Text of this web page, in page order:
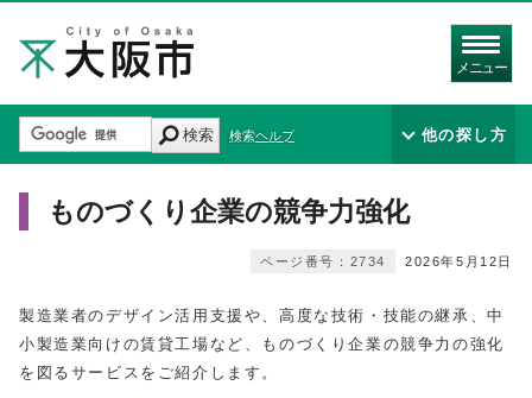
メニュー
検索 検索ヘルプ 他の探し方
ものづくり企業の競争力強化
2026年5月12日
ページ番号：2734
製造業者のデザイン活用支援や、高度な技術・技能の継承、中
小製造業向けの賃貸工場など、ものづくり企業の競争力の強化
を図るサービスをご紹介します。